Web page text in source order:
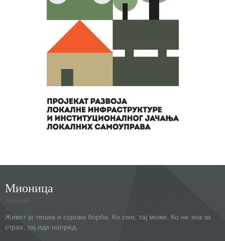
Мионица
Живот је тешка и сурова борба. Ко сме, тај може. Ко не зна за
страх, тај иде напред.